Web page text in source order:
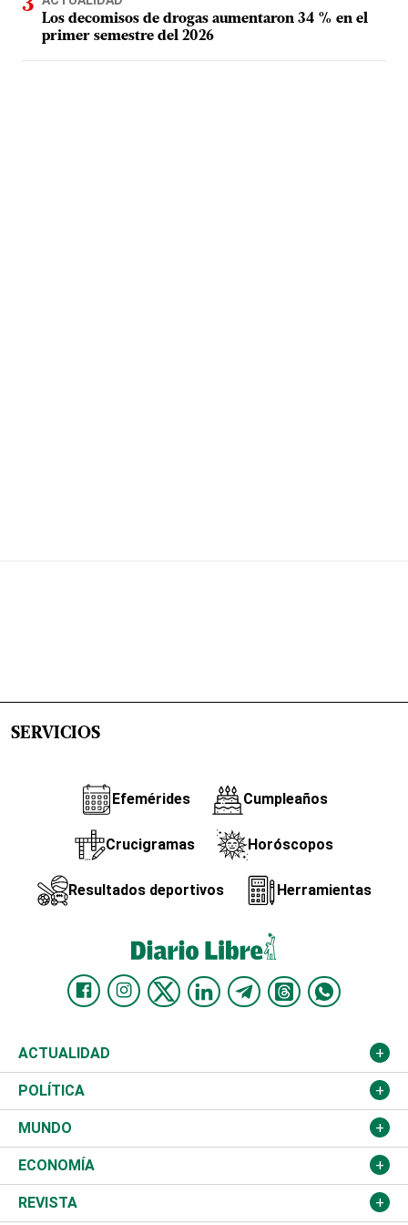
Los decomisos de drogas aumentaron 34 % en el
primer semestre del 2026
SERVICIOS
Efemérides Cumpleaños
Crucigramas Horóscopos
Resultados deportivos Herramientas
ACTUALIDAD
Nacional
Ciudad
Educación
Salud
POLÍTICA
Partidos
JCE
TSE
MUNDO
Estados Unidos
América Latina
ECONOMÍA
Finanzas
REVISTA